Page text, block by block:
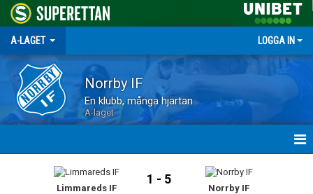
A-LAGET LOGGA IN
Norrby IF
En klubb, många hjärtan
A-laget
Limmareds IF
1 - 5
Norrby IF